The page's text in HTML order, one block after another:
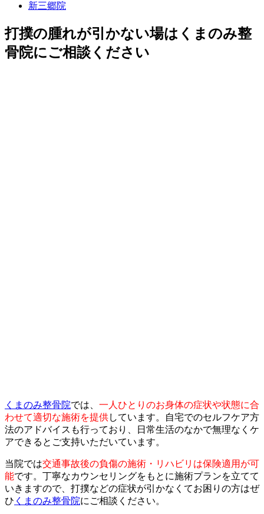
新三郷院
打撲の腫れが引かない場はくまのみ整
骨院にご相談ください
くまのみ整骨院では、 一人ひとりのお身体の症状や状態に合
わせて適切な施術を提供しています。自宅でのセルフケア方
法のアドバイスも行っており、日常生活のなかで無理なくケ
アできるとご支持いただいています。
当院では交通事故後の負傷の施術・リハビリは保険適用が可
能です。丁寧なカウンセリングをもとに施術プランを立てて
いきますので、打撲などの症状が引かなくてお困りの方はぜ
ひ くまのみ整骨院にご相談ください。